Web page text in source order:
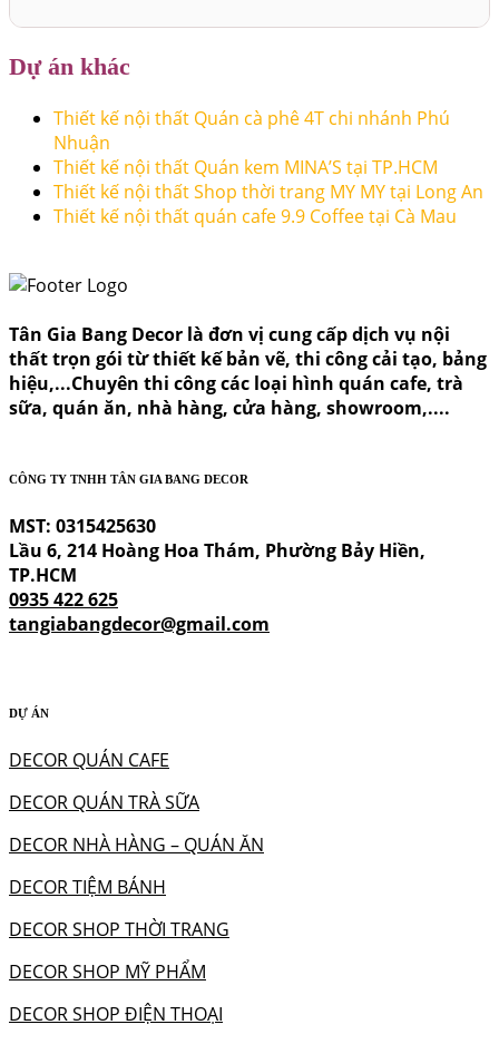
Dự án khác
Thiết kế nội thất Quán cà phê 4T chi nhánh Phú
Nhuận
Thiết kế nội thất Quán kem MINA’S tại TP.HCM
Thiết kế nội thất Shop thời trang MY MY tại Long An
Thiết kế nội thất quán cafe 9.9 Coffee tại Cà Mau
Tân Gia Bang Decor là đơn vị cung cấp dịch vụ nội
thất trọn gói từ thiết kế bản vẽ, thi công cải tạo, bảng
hiệu,...Chuyên thi công các loại hình quán cafe, trà
sữa, quán ăn, nhà hàng, cửa hàng, showroom,....
CÔNG TY TNHH TÂN GIA BANG DECOR
MST: 0315425630
Lầu 6, 214 Hoàng Hoa Thám, Phường Bảy Hiền,
TP.HCM
0935 422 625
tangiabangdecor@gmail.com
DỰ ÁN
DECOR QUÁN CAFE
DECOR QUÁN TRÀ SỮA
DECOR NHÀ HÀNG – QUÁN ĂN
DECOR TIỆM BÁNH
DECOR SHOP THỜI TRANG
DECOR SHOP MỸ PHẨM
DECOR SHOP ĐIỆN THOẠI